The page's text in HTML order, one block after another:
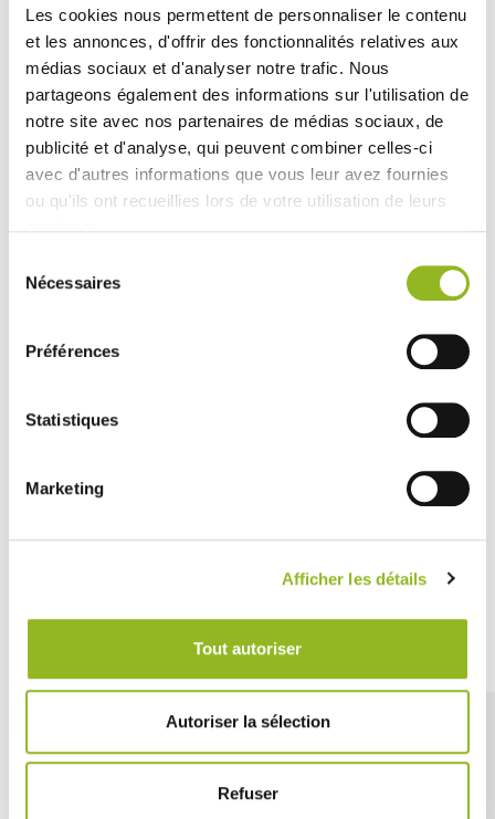
Les cookies nous permettent de personnaliser le contenu
et les annonces, d'offrir des fonctionnalités relatives aux
médias sociaux et d'analyser notre trafic. Nous
partageons également des informations sur l'utilisation de
notre site avec nos partenaires de médias sociaux, de
publicité et d'analyse, qui peuvent combiner celles-ci
avec d'autres informations que vous leur avez fournies
ou qu'ils ont recueillies lors de votre utilisation de leurs
Nécessaires
Préférences
Statistiques
Marketing
Afficher les détails
Tout autoriser
Autoriser la sélection
Refuser
pour les traiteurs et les services de restauration rapide.
Produits associés
pour assiette
Référence :VF45089
carton
Découvrez aussi